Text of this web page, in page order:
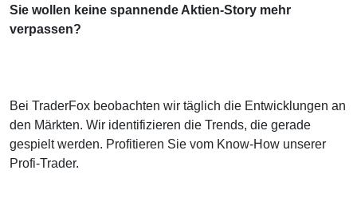
Sie wollen keine spannende Aktien-Story mehr
verpassen?
Bei TraderFox beobachten wir täglich die Entwicklungen an
den Märkten. Wir identifizieren die Trends, die gerade
gespielt werden. Profitieren Sie vom Know-How unserer
Profi-Trader.